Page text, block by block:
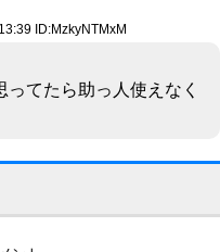
ID:MzkyNTMxM
てたら助っ人使えなく